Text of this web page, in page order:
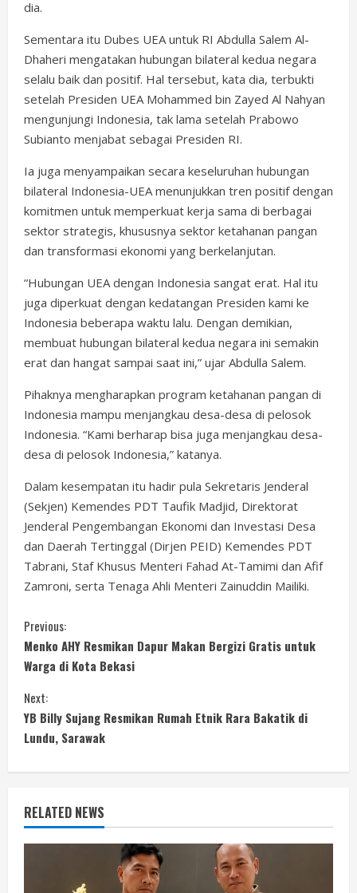
dia.
Sementara itu Dubes UEA untuk RI Abdulla Salem Al-
Dhaheri mengatakan hubungan bilateral kedua negara
selalu baik dan positif. Hal tersebut, kata dia, terbukti
setelah Presiden UEA Mohammed bin Zayed Al Nahyan
mengunjungi Indonesia, tak lama setelah Prabowo
Subianto menjabat sebagai Presiden RI.
Ia juga menyampaikan secara keseluruhan hubungan
bilateral Indonesia-UEA menunjukkan tren positif dengan
komitmen untuk memperkuat kerja sama di berbagai
sektor strategis, khususnya sektor ketahanan pangan
dan transformasi ekonomi yang berkelanjutan.
“Hubungan UEA dengan Indonesia sangat erat. Hal itu
juga diperkuat dengan kedatangan Presiden kami ke
Indonesia beberapa waktu lalu. Dengan demikian,
membuat hubungan bilateral kedua negara ini semakin
erat dan hangat sampai saat ini,” ujar Abdulla Salem.
Pihaknya mengharapkan program ketahanan pangan di
Indonesia mampu menjangkau desa-desa di pelosok
Indonesia. “Kami berharap bisa juga menjangkau desa-
desa di pelosok Indonesia,” katanya.
Dalam kesempatan itu hadir pula Sekretaris Jenderal
(Sekjen) Kemendes PDT Taufik Madjid, Direktorat
Jenderal Pengembangan Ekonomi dan Investasi Desa
dan Daerah Tertinggal (Dirjen PEID) Kemendes PDT
Tabrani, Staf Khusus Menteri Fahad At-Tamimi dan Afif
Zamroni, serta Tenaga Ahli Menteri Zainuddin Mailiki.
C
o
n
t
i
n
u
Previous:
Menko AHY Resmikan Dapur Makan Bergizi Gratis untuk
Warga di Kota Bekasi
Next:
YB Billy Sujang Resmikan Rumah Etnik Rara Bakatik di
Lundu, Sarawak
RELATED NEWS